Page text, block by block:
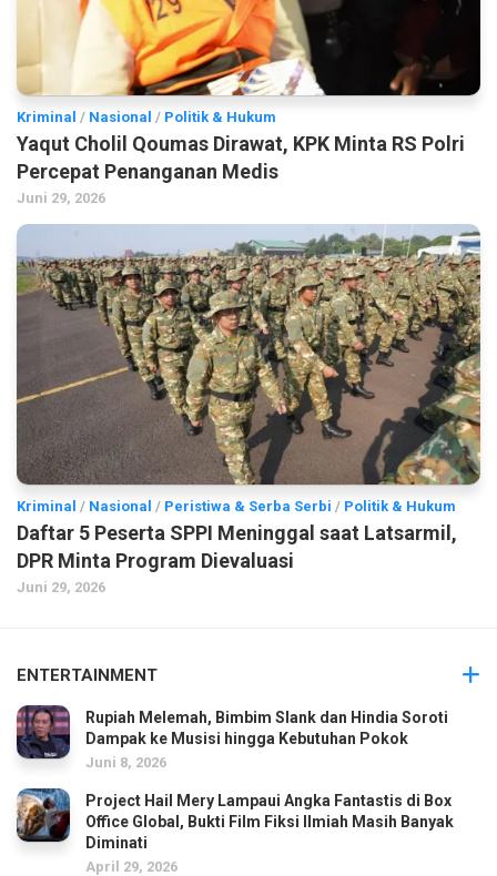
Kriminal / Nasional / Politik & Hukum
Yaqut Cholil Qoumas Dirawat, KPK Minta RS Polri
Percepat Penanganan Medis
Juni 29, 2026
Kriminal / Nasional / Peristiwa & Serba Serbi / Politik & Hukum
Daftar 5 Peserta SPPI Meninggal saat Latsarmil,
DPR Minta Program Dievaluasi
Juni 29, 2026
ENTERTAINMENT
Rupiah Melemah, Bimbim Slank dan Hindia Soroti
Dampak ke Musisi hingga Kebutuhan Pokok
Juni 8, 2026
Project Hail Mery Lampaui Angka Fantastis di Box
Office Global, Bukti Film Fiksi Ilmiah Masih Banyak
Diminati
April 29, 2026